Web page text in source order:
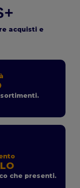
acquisti e
che presenti.